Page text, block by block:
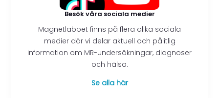
Besök våra sociala medier
Magnetlabbet finns på flera olika sociala
medier där vi delar aktuell och pålitlig
information om MR-undersökningar, diagnoser
och hälsa.
Se alla här